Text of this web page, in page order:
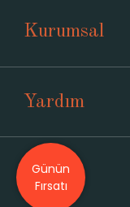
Kurumsal
Yardım
Üyelik
Günün
Fırsatı